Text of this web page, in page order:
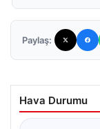
Paylaş:
Hava Durumu